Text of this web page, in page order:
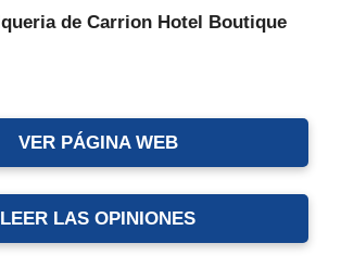
de Carrion Hotel Boutique
VER PÁGINA WEB
LEER LAS OPINIONES